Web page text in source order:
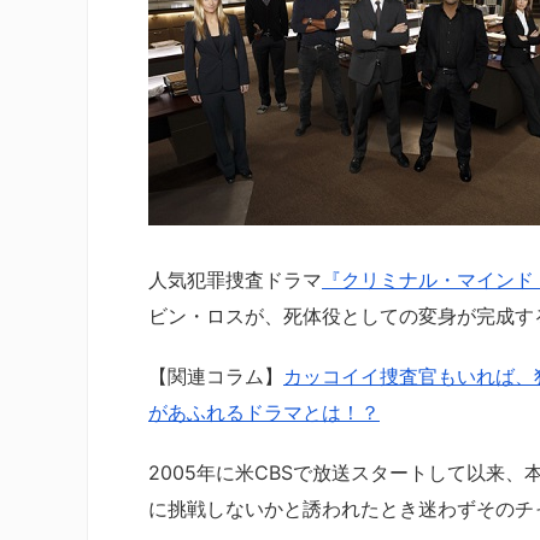
人気犯罪捜査ドラマ 『クリミナル・マイン
ビン・ロスが、死体役としての変身が完成
【関連コラム】 カッコイイ捜査官もいれば
があふれるドラマとは！？
2005年に米CBSで放送スタートして以来、
に挑戦しないかと誘われたとき迷わずその